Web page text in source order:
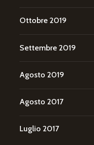
Ottobre 2019
Settembre 2019
Agosto 2019
Agosto 2017
Luglio 2017